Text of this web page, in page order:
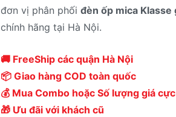
đơn vị phân phối đèn ốp mica Klasse
chính hãng tại Hà Nội.
🚚 FreeShip các quận Hà Nội
📦 Giao hàng COD toàn quốc
💰 Mua Combo hoặc Số lượng giá
🎁 Ưu đãi với khách cũ